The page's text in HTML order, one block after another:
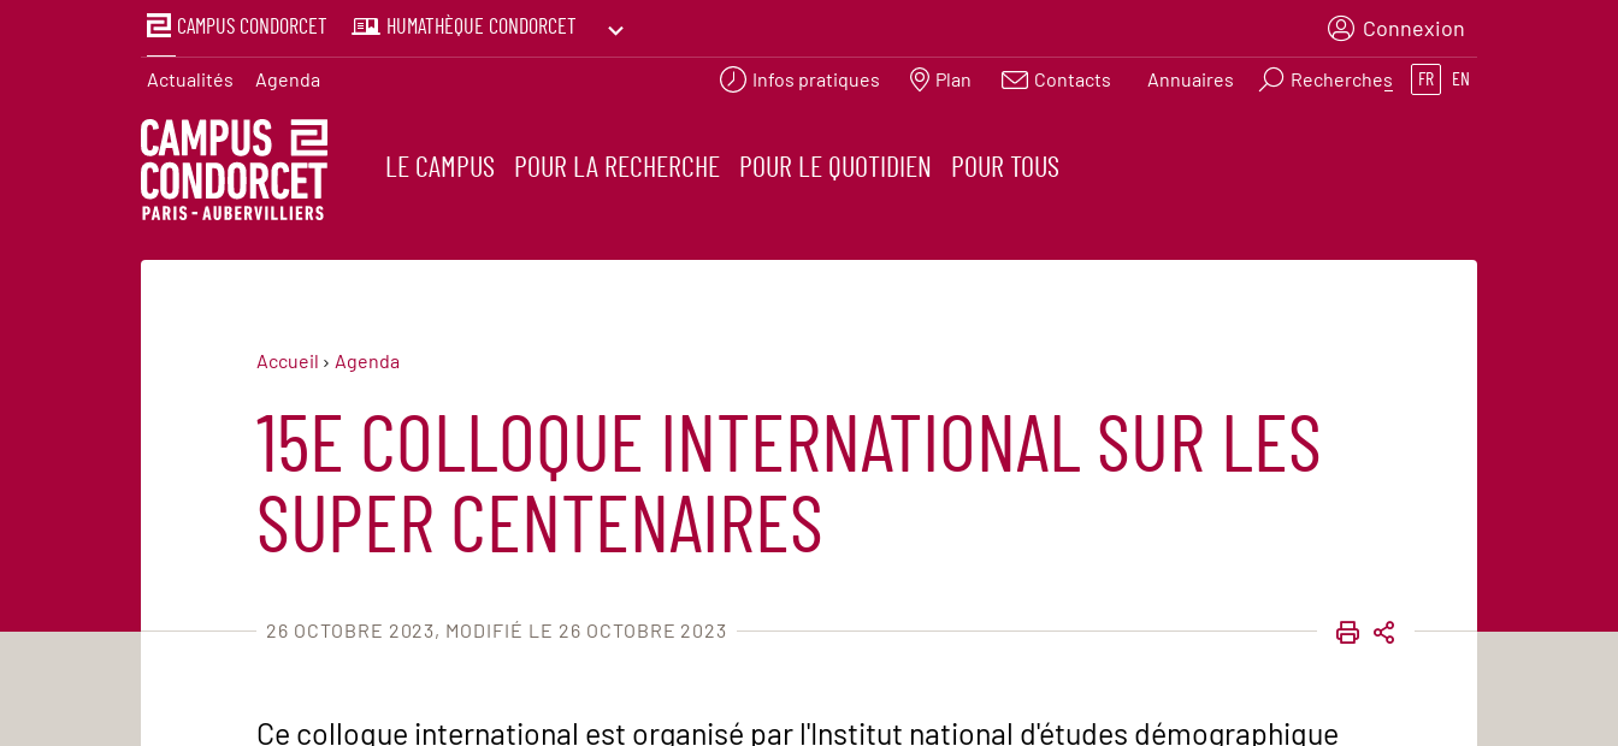
CAMPUS CONDORCET HUMATHÈQUE CONDORCET
PRINTEMPS DES HUMANITÉS
Connexion
Actualités Agenda Infos pratiques Plan Contacts Annuaires Recherches FR EN
LE CAMPUS POUR LA RECHERCHE POUR LE QUOTIDIEN POUR TOUS
Accueil Agenda
15E COLLOQUE INTERNATIONAL SUR LES
SUPER CENTENAIRES
26 OCTOBRE 2023 MODIFIÉ LE 26 OCTOBRE 2023 IMPRIMER
PARTAGER
Ce colloque international est organisé par l'Institut national d'études démographique